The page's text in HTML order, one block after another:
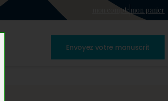
mon comptemon panier
Envoyez votre manuscrit